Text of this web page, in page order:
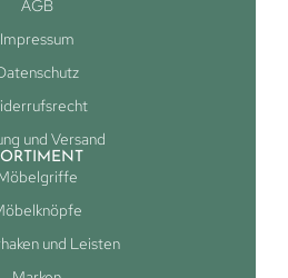
AGB
Impressum
und Versand
und Leisten